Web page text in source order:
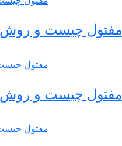
مفتول چیست و روش
مفتول چیست و روش